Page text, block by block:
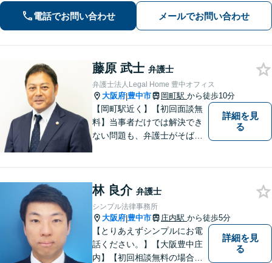
電話でお問い合わせ メールでお問い合わせ
藤原 武士 弁護士
弁護士法人Legal Home 豊中オフィス
大阪府|豊中市 岡町駅 から徒歩10分
【岡町駅近く】【初回面談無
料】当事者だけでは解決でき
ない問題も、弁護士がそばに
交通事故／企業法務など、幅
広く対応可能。【夜間／休日
対応可能】まずはお気軽にご
連絡ください。
詳細を見
る
林 良介 弁護士
シンプル法律事務所
大阪府|豊中市 庄内駅 から徒歩5分
【とりあえずシンプルにお電
話ください。】【大阪豊中庄
内】【初回相談無料の場合あ
詳細を見
る